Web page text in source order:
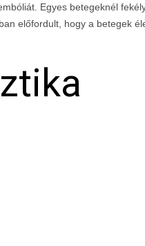
Egyes betegeknél
előfordult, hogy a betegek